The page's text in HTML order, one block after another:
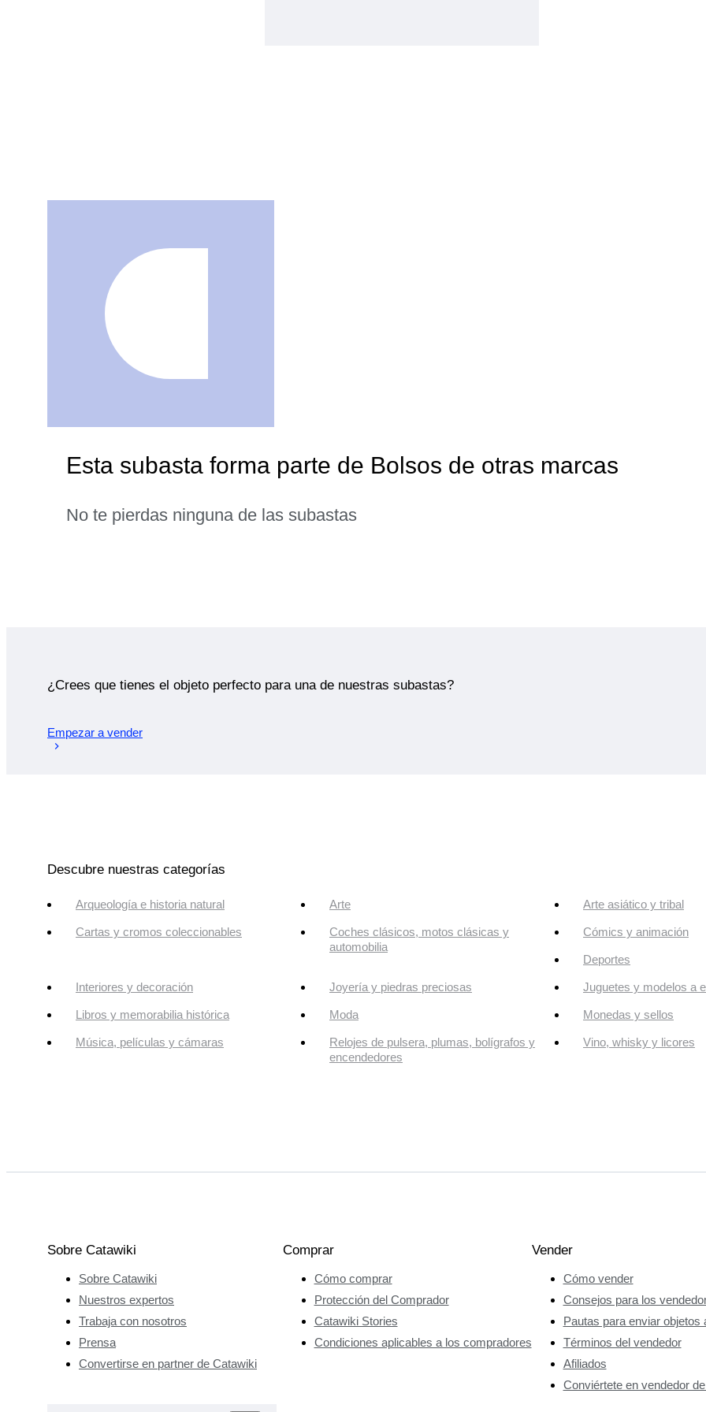
Esta subasta forma parte de Bolsos de otras marcas
No te pierdas ninguna de las subastas
¿Crees que tienes el objeto perfecto para una de nuestras subastas?
Empezar a vender
Descubre nuestras categorías
Arqueología e historia natural Arte Arte asiático y tribal
Cartas y cromos coleccionables
Coches clásicos, motos clásicas y
automobilia
Cómics y animación
Deportes
Interiores y decoración Joyería y piedras preciosas Juguetes y modelos a
Libros y memorabilia histórica Moda Monedas y sellos
Música, películas y cámaras
Relojes de pulsera, plumas, bolígrafos y
encendedores
Vino, whisky y licores
Sobre Catawiki
Sobre Catawiki
Nuestros expertos
Trabaja con nosotros
Prensa
Convertirse en partner de Catawiki
Comprar
Cómo comprar
Protección del Comprador
Catawiki Stories
Condiciones aplicables a los compradores
Vender
Cómo vender
Consejos para los
Pautas para enviar objetos
Términos del vendedor
Afiliados
Conviértete en vendedor